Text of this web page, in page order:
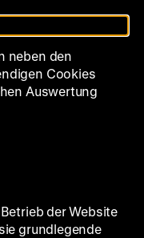
neben den
Cookies
Auswertung
der Website
grundlegende